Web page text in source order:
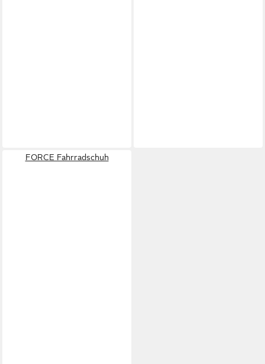
FORCE Fahrradschuh